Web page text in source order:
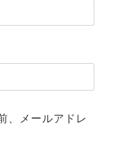
、メールアドレ